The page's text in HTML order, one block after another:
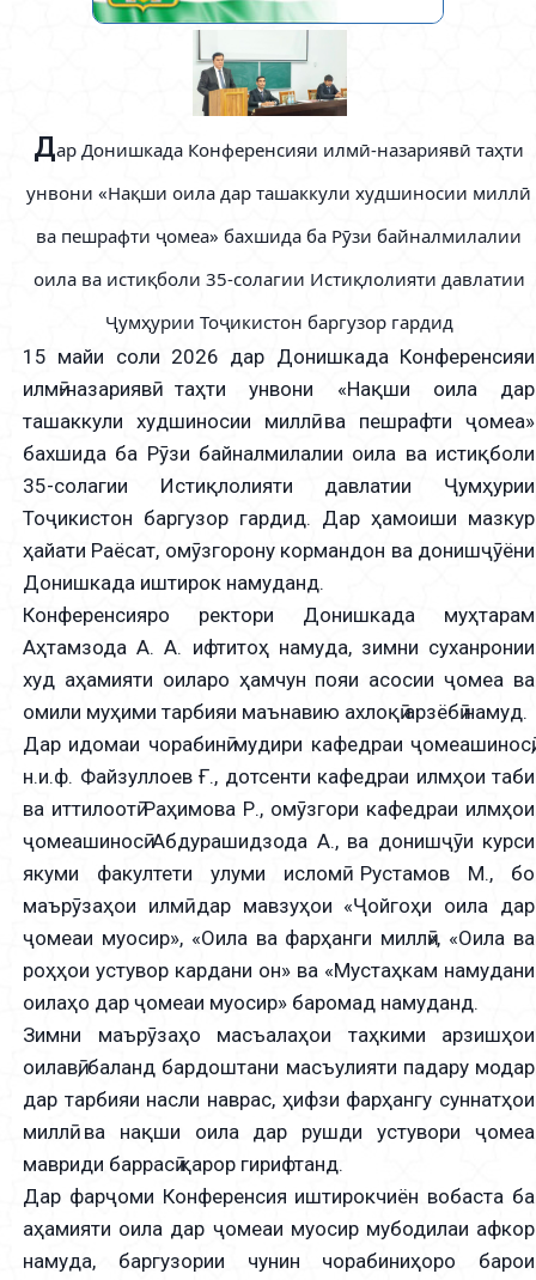
Дар Донишкада Конференсияи илмӣ-назариявӣ таҳти
унвони «Нақши оила дар ташаккули худшиносии миллӣ
ва пешрафти ҷомеа» бахшида ба Рӯзи байналмилалии
оила ва истиқболи 35-солагии Истиқлолияти давлатии
Ҷумҳурии Тоҷикистон баргузор гардид
15 майи соли 2026 дар Донишкада Конференсияи
илмӣ-назариявӣ таҳти унвони «Нақши оила дар
ташаккули худшиносии миллӣ ва пешрафти ҷомеа»
бахшида ба Рӯзи байналмилалии оила ва истиқболи
35-солагии Истиқлолияти давлатии Ҷумҳурии
Тоҷикистон баргузор гардид. Дар ҳамоиши мазкур
ҳайати Раёсат, омӯзгорону кормандон ва донишҷӯёни
Донишкада иштирок намуданд.
Конференсияро ректори Донишкада муҳтарам
Аҳтамзода А. А. ифтитоҳ намуда, зимни суханронии
худ аҳамияти оиларо ҳамчун пояи асосии ҷомеа ва
омили муҳими тарбияи маънавию ахлоқӣ арзёбӣ намуд.
Дар идомаи чорабинӣ мудири кафедраи ҷомеашиносӣ,
н.и.ф. Файзуллоев Ғ., дотсенти кафедраи илмҳои табиӣ
ва иттилоотӣ Раҳимова Р., омӯзгори кафедраи илмҳои
ҷомеашиносӣ Абдурашидзода А., ва донишҷӯи курси
якуми факултети улуми исломӣ Рустамов М., бо
маърӯзаҳои илмӣ дар мавзуҳои «Ҷойгоҳи оила дар
ҷомеаи муосир», «Оила ва фарҳанги миллӣ», «Оила ва
роҳҳои устувор кардани он» ва «Мустаҳкам намудани
оилаҳо дар ҷомеаи муосир» баромад намуданд.
Зимни маърӯзаҳо масъалаҳои таҳкими арзишҳои
оилавӣ, баланд бардоштани масъулияти падару модар
дар тарбияи насли наврас, ҳифзи фарҳангу суннатҳои
миллӣ ва нақши оила дар рушди устувори ҷомеа
мавриди баррасӣ қарор гирифтанд.
Дар фарҷоми Конференсия иштирокчиён вобаста ба
аҳамияти оила дар ҷомеаи муосир мубодилаи афкор
намуда, баргузории чунин чорабиниҳоро барои